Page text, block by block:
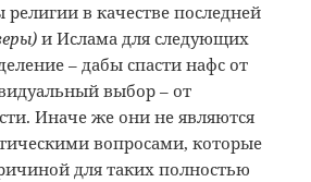
в качестве последней
и Ислама для следующих
– дабы спасти нафс от
выбор – от
Иначе же они не являются
вопросами, которые
для таких полностью